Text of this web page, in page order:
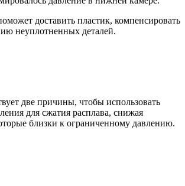
доставить пластик, компенсировать
неуплотненных деталей.
две причины, чтобы использовать
для сжатия расплава, снижая
близки к ограниченному давлению.